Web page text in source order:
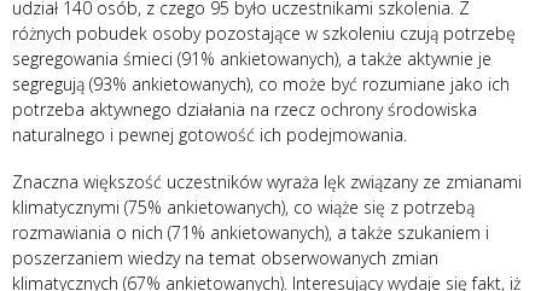
udział 140 osób, z czego 95 było uczestnikami szkolenia. Z
różnych pobudek osoby pozostające w szkoleniu czują potrzebę
segregowania śmieci (91% ankietowanych), a także aktywnie je
segregują (93% ankietowanych), co może być rozumiane jako ich
potrzeba aktywnego działania na rzecz ochrony środowiska
naturalnego i pewnej gotowość ich podejmowania.
Znaczna większość uczestników wyraża lęk związany ze zmianami
klimatycznymi (75% ankietowanych), co wiąże się z potrzebą
rozmawiania o nich (71% ankietowanych), a także szukaniem i
poszerzaniem wiedzy na temat obserwowanych zmian
klimatycznych (67% ankietowanych). Interesujący wydaje się fakt, iż